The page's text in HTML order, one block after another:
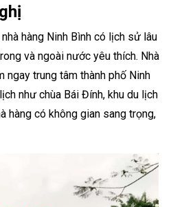
hàng Ninh Bình có lịch sử lâu
và ngoài nước yêu thích. Nhà
ngay trung tâm thành phố Ninh
như chùa Bái Đính, khu du lịch
hàng có không gian sang trọng,